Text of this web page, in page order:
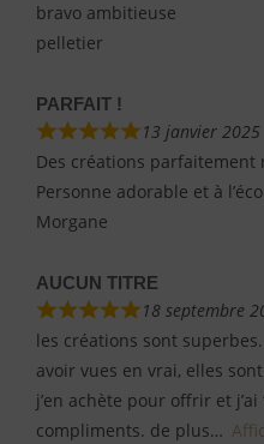
bravo ambitieuse
pelletier
PARFAIT !
13 janvier 2025
Des créations parfaitement
Personne adorable et à
Morgane
AUCUN TITRE
18 septembre
les créations sont
avoir vues en vrai, elles
j’en achète pour offrir et
compliments. de plus